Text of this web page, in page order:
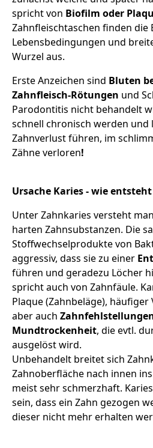
spricht von Biofilm oder
Zahnfleischtaschen finden die
Lebensbedingungen und
Wurzel aus.
Erste Anzeichen sind Bluten
Zahnfleisch-Rötungen und
Parodontitis nicht behandelt
schnell chronisch werden und
Zahnverlust führen, im
Zähne verloren!
Ursache Karies - wie entsteht
Unter Zahnkaries versteht
harten Zahnsubstanzen. Die
Stoffwechselprodukte von
aggressiv, dass sie zu einer
führen und geradezu Löcher
spricht auch von Zahnfäule.
Plaque (Zahnbeläge), häufiger
aber auch
Mundtrockenheit, die evtl.
ausgelöst wird.
Unbehandelt breitet sich
Zahnoberfläche nach innen
meist sehr schmerzhaft.
sein, dass ein Zahn gezogen
dieser nicht mehr erhalten